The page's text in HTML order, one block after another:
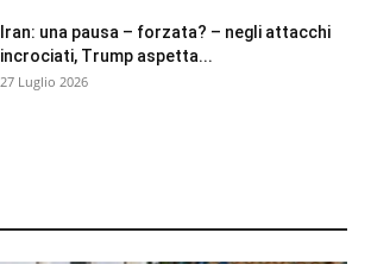
Iran: una pausa – forzata? – negli attacchi
incrociati, Trump aspetta...
27 Luglio 2026